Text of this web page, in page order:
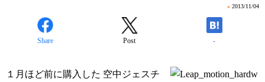
» 2013/11/04
Share Post -
１月ほど前に購入した 空中ジェスチ